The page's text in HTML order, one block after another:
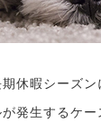
休暇シーズ
発生するケー